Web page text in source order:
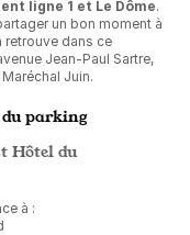
ligne 1 et Le Dôme.
un bon moment à
retrouve dans ce
Jean-Paul Sartre,
Juin.
parking
Hôtel du
à :